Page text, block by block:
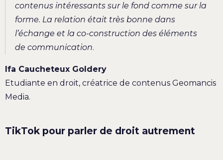
contenus intéressants sur le fond comme sur la
forme. La relation était très bonne dans
l’échange et la co-construction des éléments
de communication.
Ifa Caucheteux Goldery
Etudiante en droit, créatrice de contenus Geomancis
Media.
TikTok pour parler de droit autrement